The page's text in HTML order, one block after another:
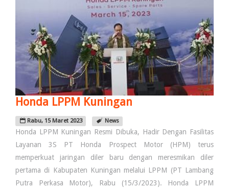
Honda LPPM Kuningan
Rabu, 15 Maret 2023 News
Honda LPPM Kuningan Resmi Dibuka, Hadir Dengan Fasilitas
Layanan 3S PT Honda Prospect Motor (HPM) terus
memperkuat jaringan diler baru dengan meresmikan diler
pertama di Kabupaten Kuningan melalui LPPM (PT Lambang
Putra Perkasa Motor), Rabu (15/3/2023). Honda LPPM